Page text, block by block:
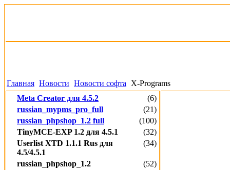
Главная Новости Новости софта
X-Programs
Meta Creator для 4.5.2
(6)
russian_mypms_pro_full
(21)
russian_phpshop_1.2 full
(100)
TinyMCE-EXP 1.2 для 4.5.1
(32)
Userlist XTD 1.1.1 Rus для
4.5/4.5.1
(34)
russian_phpshop_1.2
(52)